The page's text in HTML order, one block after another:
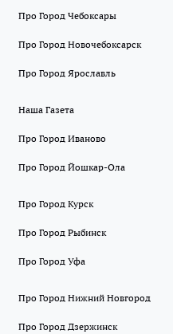
Про Город Чебоксары
Про Город Новочебоксарск
Про Город Ярославль
Наша Газета
Про Город Иваново
Про Город Йошкар-Ола
Про Город Курск
Про Город Рыбинск
Про Город Уфа
Про Город Нижний Новгород
Про Город Дзержинск